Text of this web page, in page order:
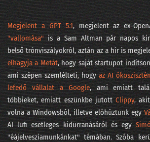
261 - Viszlát LLM, jönnek a
260 - DataSTREAM 2026 - ha nem
259 - Fehérgalléros vérfürdő
257 - Sárkány ellen sárkányfű
#256 - Fekete hattyú, a
Megjelent a GPT 5.1⁠, megjelent az ex-
"vallomása" is a Sam Altman pár napos
belső trónviszályokról, aztán az a hír is
elhagyja a Metát⁠, hogy saját startupot
ami szépen szemlélteti, hogy⁠az AI
lefedő vállalat a Google⁠, ami emiatt
többieket, emiatt eszünkbe jutott ⁠Clippy⁠,
volna a Windowsból, illetve előhúztunk egy ⁠
AI lufi esetleges kidurranásáról és egy
"éájelvesziamunkánkat" témában. Szóba